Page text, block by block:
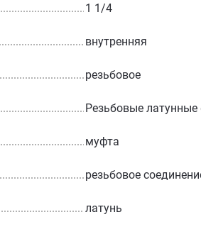
1 1/4
внутренняя
резьбовое
Резьбовые латунные
муфта
резьбовое
латунь